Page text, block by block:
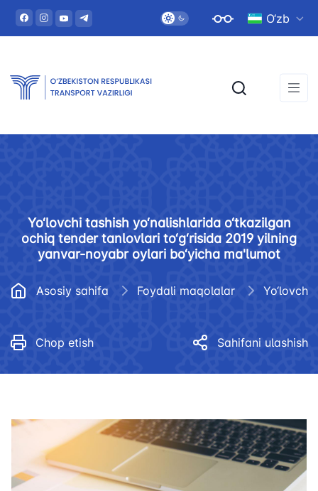
O‘zb
Yo‘lovchi tashish yo‘nalishlarida o‘tkazilgan
ochiq tender tanlovlari to‘g‘risida 2019 yilning
yanvar-noyabr oylari bo‘yicha ma'lumot
Asosiy sahifa Foydali maqolalar
Chop etish Sahifani ulashish